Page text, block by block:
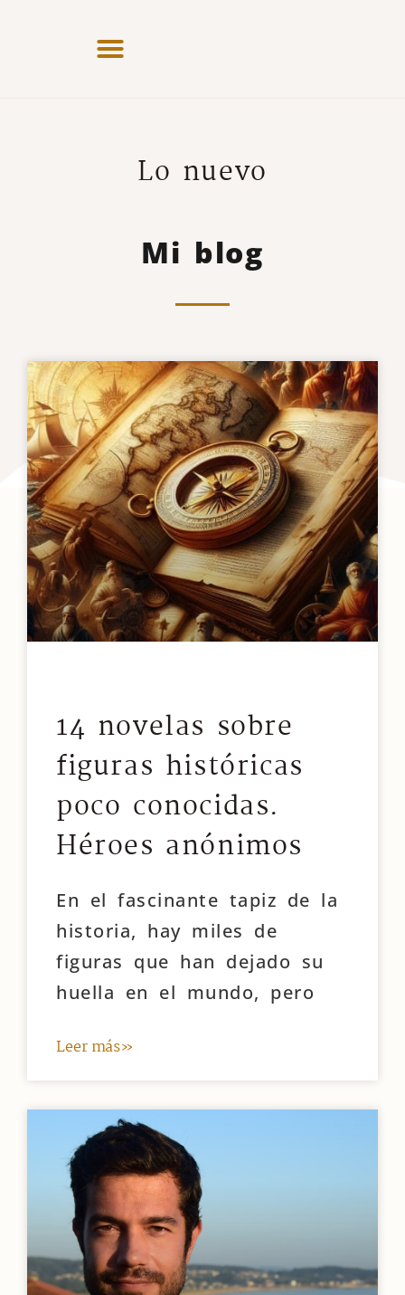
Lo nuevo
Mi blog
14 novelas sobre
figuras históricas
poco conocidas.
Héroes anónimos
En el fascinante tapiz de la
historia, hay miles de
figuras que han dejado su
huella en el mundo, pero
Leer más»